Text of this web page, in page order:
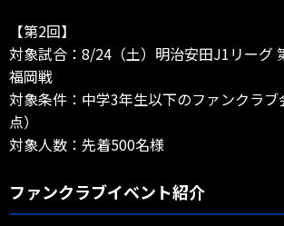
【第2回】
対象試合：8/24（土）明治安田J1リーグ
福岡戦
対象条件：中学3年生以下のファンクラ
点）
対象人数：先着500名様
ファンクラブイベント紹介